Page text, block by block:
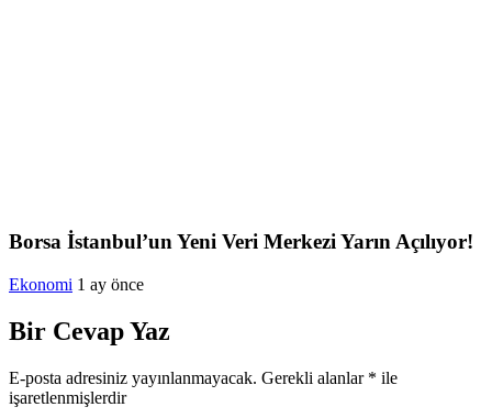
Borsa İstanbul’un Yeni Veri Merkezi Yarın Açılıyor!
Ekonomi 1 ay önce
Bir Cevap Yaz
E-posta adresiniz yayınlanmayacak. Gerekli alanlar * ile
işaretlenmişlerdir